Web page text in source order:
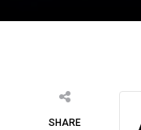
SHARE